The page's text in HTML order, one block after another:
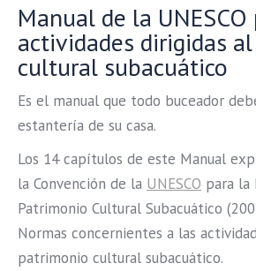
Manual de la UNESCO
actividades dirigidas
cultural subacuático
Es el manual que todo buceador
estantería de su casa.
Los 14 capítulos de este Manual
la Convención de la UNESCO para la
Patrimonio Cultural Subacuático
Normas concernientes a las
patrimonio cultural subacuático.